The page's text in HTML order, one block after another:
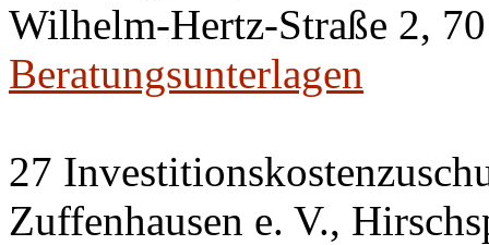
Wilhelm-Hertz-Straße 2,
Beratungsunterlagen
27
Zuffenhausen e. V.,